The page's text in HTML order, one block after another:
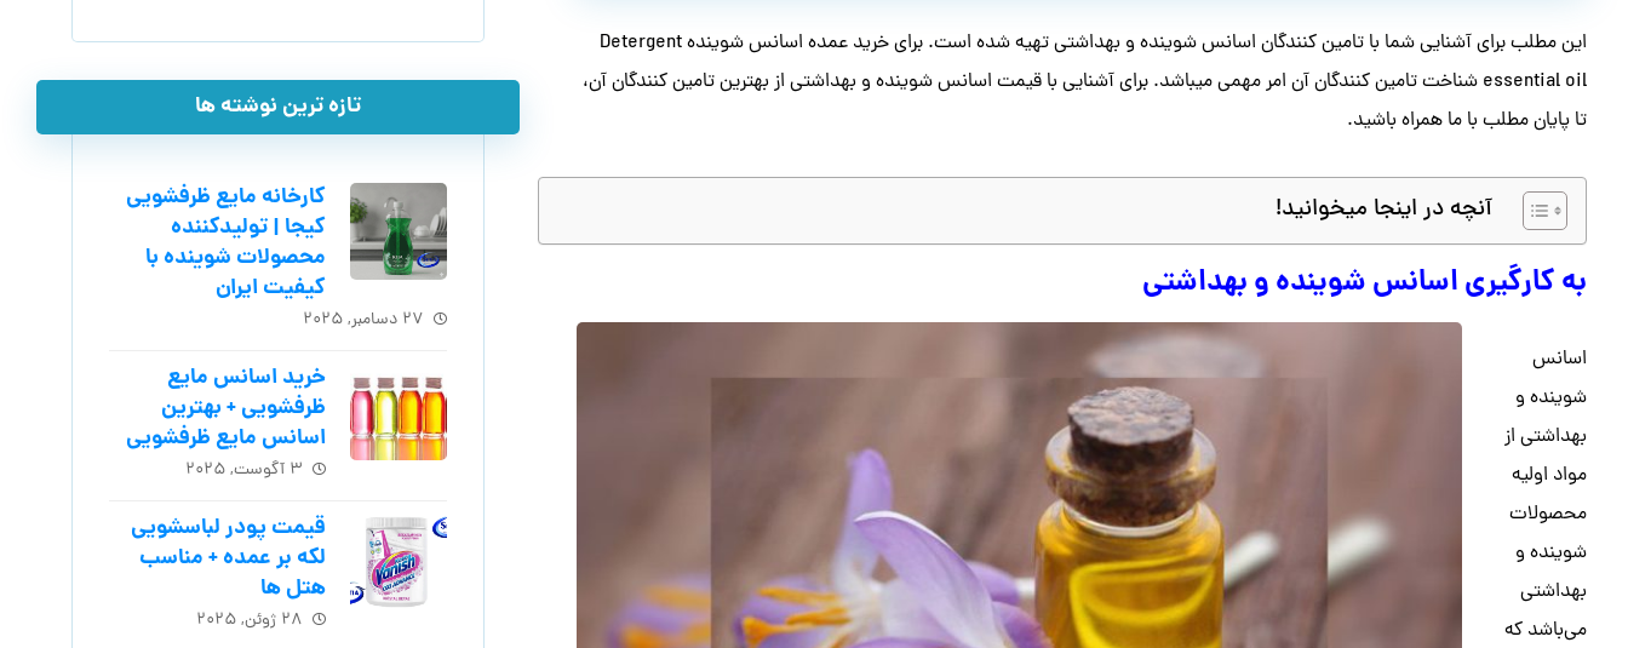
این مطلب برای آشنایی شما با تامین کنندگان اسانس شوینده و بهداشتی تهیه شده است. برای خرید عمده اسانس شوینده Detergent
essential oil شناخت تامین کنندگان آن امر مهمی میباشد. برای آشنایی با قیمت اسانس شوینده و بهداشتی از بهترین تامین کنندگان آن،
تا پایان مطلب با ما همراه باشید.
آنچه در اینجا میخوانید!
به کارگیری اسانس شوینده و بهداشتی
اسانس
شوینده و
بهداشتی از
مواد اولیه
محصولات
شوینده و
بهداشتی
می‌باشد که
تازه ترین نوشته ها
کارخانه مایع ظرفشویی
کیجا | تولیدکننده
محصولات شوینده با
کیفیت ایران
۲۷ دسامبر, ۲۰۲۵
خرید اسانس مایع
ظرفشویی + بهترین
اسانس مایع ظرفشویی
۳ آگوست, ۲۰۲۵
قیمت پودر لباسشویی
لکه بر عمده + مناسب
هتل ها
۲۸ ژوئن, ۲۰۲۵